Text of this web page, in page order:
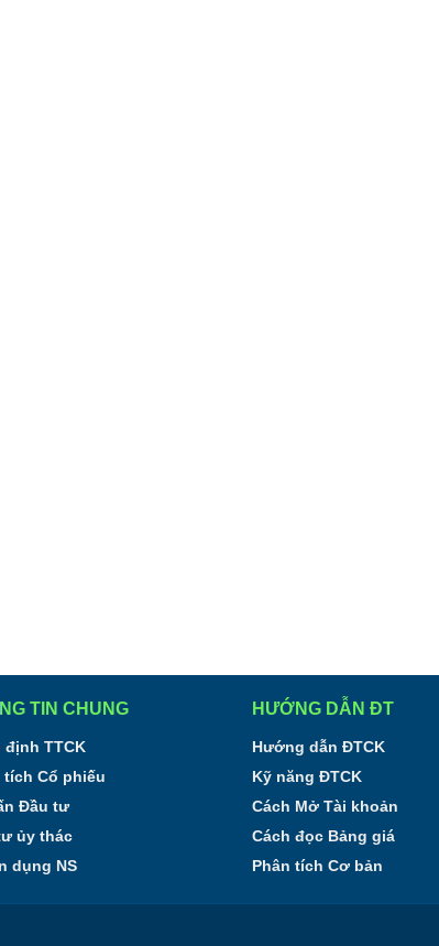
TIN CHUNG
định TTCK
tích Cổ phiếu
Đầu tư
ủy thác
dụng NS
HƯỚNG DẪN ĐT
Hướng dẫn ĐTCK
Kỹ năng ĐTCK
Cách Mở Tài khoản
Cách đọc Bảng giá
Phân tích Cơ bản